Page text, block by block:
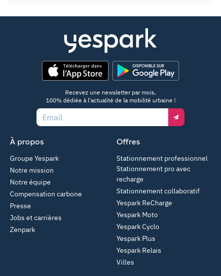
Recevez une newsletter par mois,
100% dédiée à l'actualité de la mobilité urbaine !
À propos
Groupe Yespark
Notre mission
Notre équipe
Compensation carbone
Presse
Jobs et carrières
Zenpark
Offres
Stationnement professionnel
Stationnement pro avec
recharge
Stationnement collaboratif
Yespark ReCharge
Yespark Moto
Yespark Cyclo
Yespark Plus
Yespark Relais
Villes